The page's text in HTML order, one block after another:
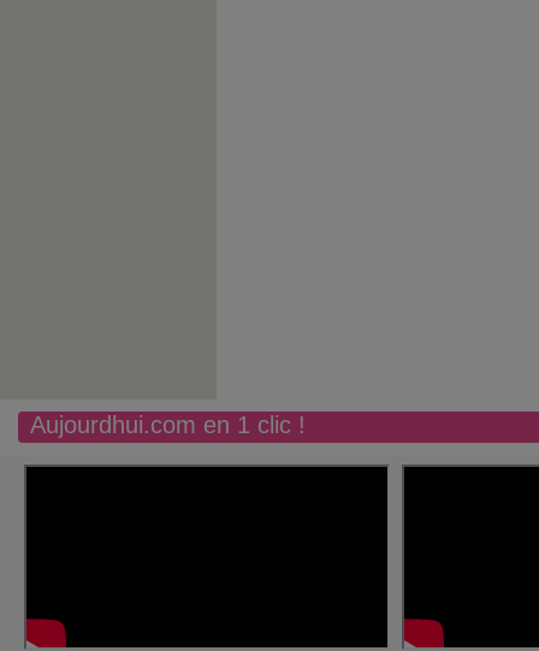
Aujourdhui.com en 1 clic !